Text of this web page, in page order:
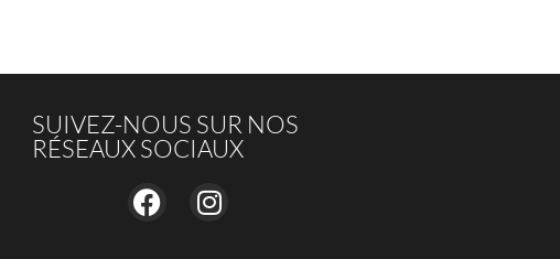
SUIVEZ-NOUS SUR NOS
RÉSEAUX SOCIAUX